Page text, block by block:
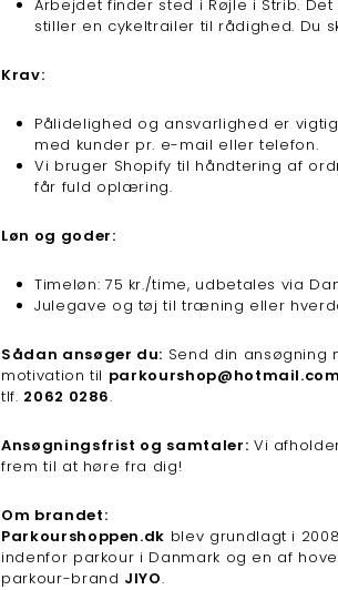
Arbejdet finder sted i Røjle i Strib.
stiller en cykeltrailer til rådighed. Du
Krav:
Pålidelighed og ansvarlighed er
med kunder pr. e-mail eller telefon.
Vi bruger Shopify til håndtering af
får fuld oplæring.
Løn og goder:
Timeløn: 75 kr./time, udbetales via
Julegave og tøj til træning eller
Sådan ansøger du: Send din ansøgning
motivation til parkourshop@hotmail.com
tlf. 2062 0286.
Ansøgningsfrist og samtaler: Vi
frem til at høre fra dig!
Om brandet:
Parkourshoppen.dk blev grundlagt i
indenfor parkour i Danmark og en af
parkour-brand JIYO.